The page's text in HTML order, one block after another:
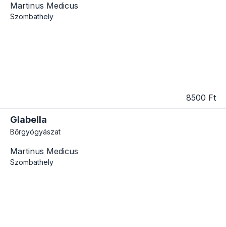
Martinus Medicus
Szombathely
8500 Ft
Glabella
Bőrgyógyászat
Martinus Medicus
Szombathely